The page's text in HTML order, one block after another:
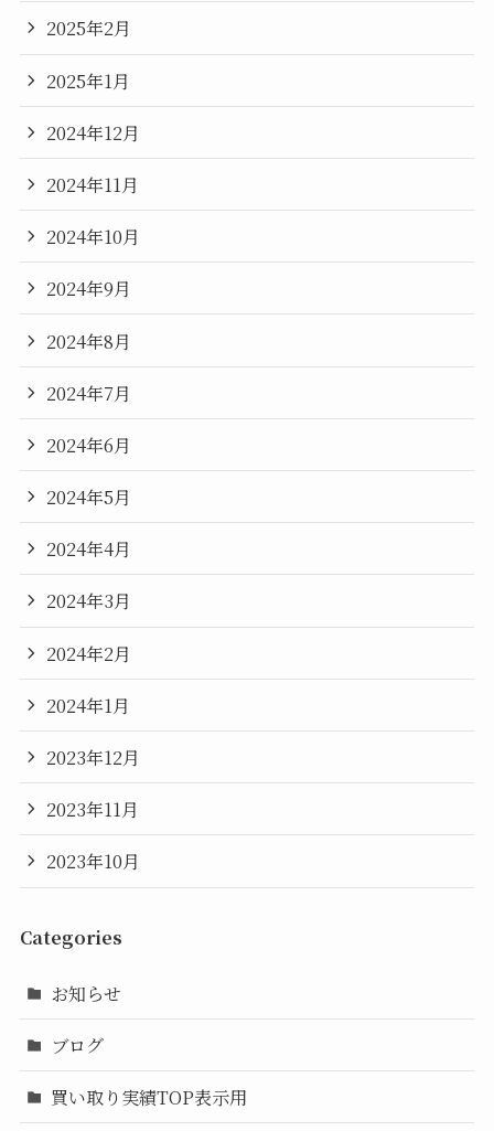
2025年2月
2025年1月
2024年12月
2024年11月
2024年10月
2024年9月
2024年8月
2024年7月
2024年6月
2024年5月
2024年4月
2024年3月
2024年2月
2024年1月
2023年12月
2023年11月
2023年10月
Categories
お知らせ
ブログ
買い取り実績TOP表示用